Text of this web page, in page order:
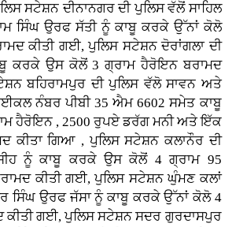
ਸਟੇਸ਼ਨ ਦੀਨਾਨਗਰ ਦੀ ਪੁਲਿਸ ਵੱਲੋਂ ਸਾਹਿਲ
ਸਿੰਘ ਉਰਫ ਸੱਤੀ ਨੂੰ ਕਾਬੂ ਕਰਕੇ ਉੱਨਾਂ ਕੋਲੋ
ਕੀਤੀ ਗਈ, ਪੁਲਿਸ ਸਟੇਸ਼ਨ ਦੋਰਾਂਗਲਾ ਦੀ
ਕਰਕੇ ਉਸ ਕੋਲੋਂ 3 ਗ੍ਰਾਮ ਹੈਰੋਇਨ ਬਰਾਮਦ
ਬਹਿਰਾਮਪੁਰ ਦੀ ਪੁਲਿਸ ਵੱਲੋ ਸਾਵਨ ਅਤੇ
ਨੰਬਰ ਪੀਬੀ 35 ਐਮ 6602 ਸਮੇਤ ਕਾਬੂ
ਹੈਰੋਇਨ , 2500 ਰੁਪਏ ਡਰੱਗ ਮਨੀ ਅਤੇ ਇੱਕ
ਕੀਤਾ ਗਿਆ , ਪੁਲਿਸ ਸਟੇਸ਼ਨ ਕਲਾਨੌਰ ਦੀ
ਨੂੰ ਕਾਬੂ ਕਰਕੇ ਉਸ ਕੋਲੋਂ 4 ਗ੍ਰਾਮ 95
ਕੀਤੀ ਗਈ, ਪੁਲਿਸ ਸਟੇਸ਼ਨ ਘੁੰਮਣ ਕਲਾਂ
ਸਿੰਘ ਉਰਫ ਜੱਸਾ ਨੂੰ ਕਾਬੂ ਕਰਕੇ ਉੱਨਾਂ ਕੋਲੋ 4
ਕੀਤੀ ਗਈ, ਪੁਲਿਸ ਸਟੇਸ਼ਨ ਸਦਰ ਗੁਰਦਾਸਪੁਰ